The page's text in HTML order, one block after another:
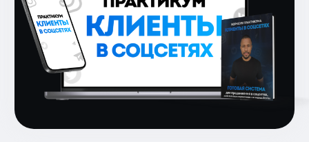
Главная ошибка,из-за которой
люди не получают клиентов в
соцсетях
Как сделать продукт, который
точнопопадет в запросы
клиентов?
Вечные формулызацепов,